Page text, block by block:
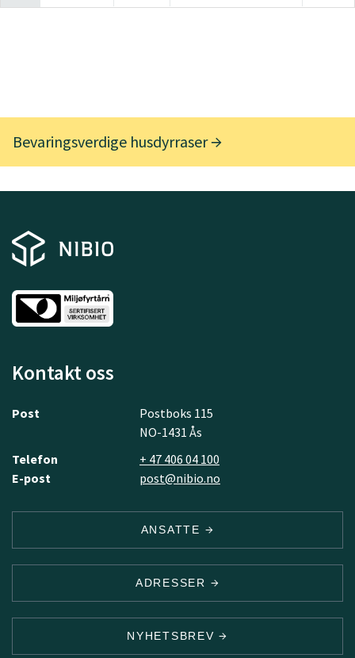
Bevaringsverdige husdyrraser
Kontakt oss
Post
Postboks 115
NO-1431 Ås
Telefon
+ 47 406 04 100
E-post
post@nibio.no
ANSATTE
ADRESSER
NYHETSBREV